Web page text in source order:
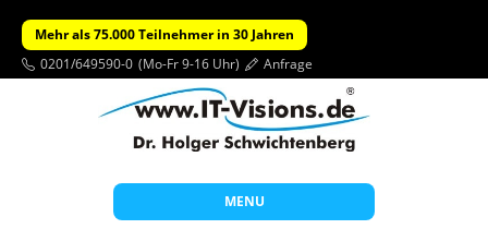
Mehr als 75.000 Teilnehmer in 30 Jahren
0201/649590-0 (Mo-Fr 9-16 Uhr) Anfrage
MENU